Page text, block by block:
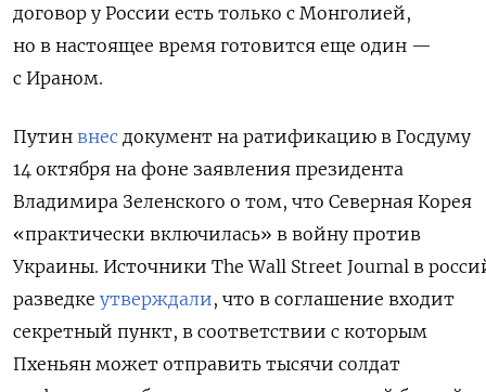
договор у России есть только с Монголией,
но в настоящее время готовится еще один —
с Ираном.
Путин внес документ на ратификацию в Госдуму
14 октября на фоне заявления президента
Владимира Зеленского о том, что Северная Корея
«практически включилась» в войну против
Украины. Источники The Wall Street Journal в
разведке утверждали, что в соглашение входит
секретный пункт, в соответствии с которым
Пхеньян может отправить тысячи солдат